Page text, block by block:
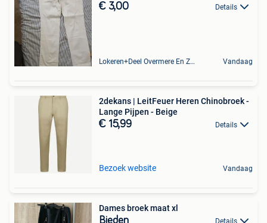
€ 3,00 Details
Lokeren+Deel Overmere En Zele Vandaag
2dekans | LeitFeuer Heren Chinobroek -
Lange Pijpen - Beige
€ 15,99 Details
Bezoek website Vandaag
Dames broek maat xl
Bieden Details